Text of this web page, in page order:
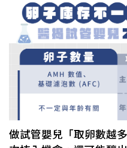
做試管嬰兒「取卵數越